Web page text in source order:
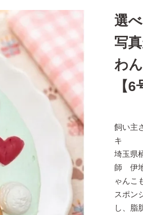
選
写
わ
【
飼い主
キ
埼玉県
師 伊
ゃんこ
スポン
し、脂